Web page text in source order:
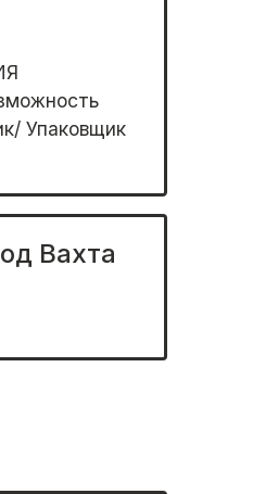
Упаковщик
Вахта